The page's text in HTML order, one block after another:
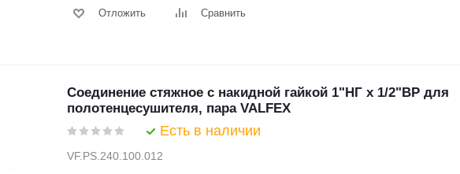
Отложить Сравнить
Соединение стяжное с накидной гайкой 1"НГ х 1/2"ВР для
полотенцесушителя, пара VALFEX
Есть в наличии
VF.PS.240.100.012